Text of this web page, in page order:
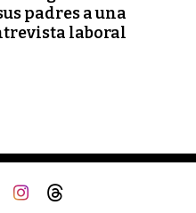
padres a una
laboral